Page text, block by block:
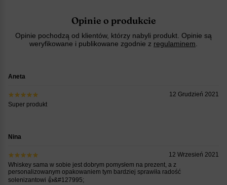
Opinie o produkcie
Opinie pochodzą od klientów, którzy nabyli produkt. Opinie są
weryfikowane i publikowane zgodnie z regulaminem
Aneta
12 Grudzień 2021
Super produkt
Nina
12 Wrzesień 2021
Whiskey sama w sobie jest dobrym pomysłem na prezent, a z
personalizowanym opakowaniem tym bardziej sprawiła radość
solenizantowi 👍&#127995;